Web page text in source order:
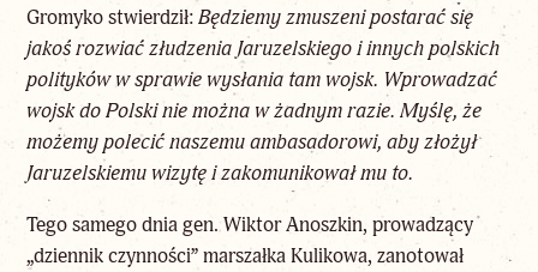
Gromyko stwierdził:Będziemy zmuszeni postarać się
jakoś rozwiać złudzenia Jaruzelskiego i innych polskich
polityków w sprawie wysłania tam wojsk. Wprowadzać
wojsk do Polski nie można w żadnym razie. Myślę, że
możemy polecić naszemu ambasadorowi, aby złożył
Jaruzelskiemu wizytę i zakomunikował mu to.
Tego samego dnia gen. Wiktor Anoszkin, prowadzący
„dziennik czynności” marszałka Kulikowa, zanotował